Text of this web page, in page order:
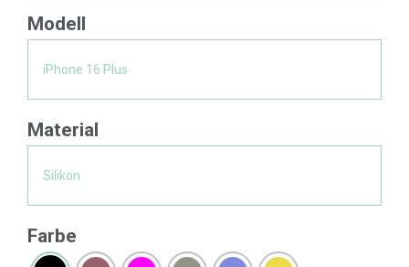
Modell
iPhone 16 Plus
Material
Silikon
Farbe